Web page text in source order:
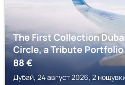
The First Collection
Circle, a Tribute
88€
Дубай, 24 август 2026, 2